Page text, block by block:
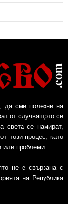
да сме полезни на
от случващото се
света се намират,
този процес, като
или проблеми.
не е свързана с
на Република